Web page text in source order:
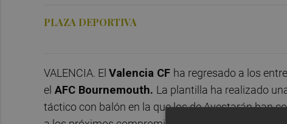
PLAZA DEPORTIVA
VALENCIA. El Valencia CF ha regresado a los
el AFC Bournemouth. La plantilla ha realizado
táctico con balón en la que los de Ayestarán han